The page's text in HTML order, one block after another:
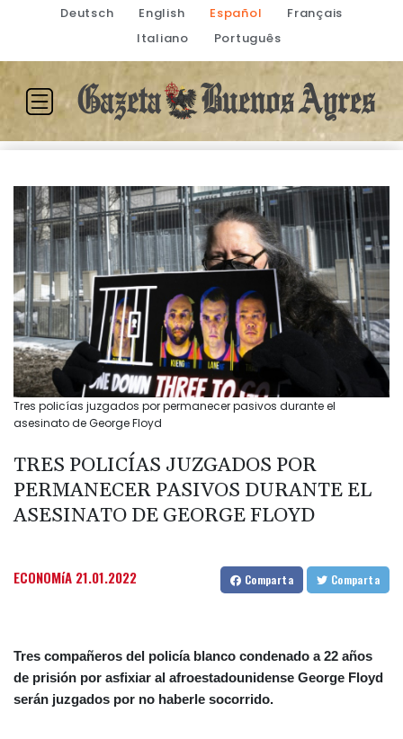
Deutsch English Español
Français
Italiano
Português
Tres policías juzgados por permanecer pasivos durante el
asesinato de George Floyd
TRES POLICÍAS JUZGADOS POR
PERMANECER PASIVOS DURANTE EL
ASESINATO DE GEORGE FLOYD
ECONOMíA 21.01.2022 Comparta Comparta
Tres compañeros del policía blanco condenado a 22 años
de prisión por asfixiar al afroestadounidense George Floyd
serán juzgados por no haberle socorrido.